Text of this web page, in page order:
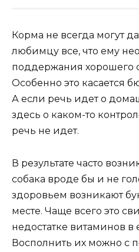
Корма не всегда могут
любимцу все, что ему
поддержания хорошего
Особенно это касается
А если речь идет о
здесь о каком-то
речь не идет.
В результате часто
собака вроде бы и не
здоровьем возникают
месте. Чаще всего это
недостатке витаминов в
Восполнить их можно с